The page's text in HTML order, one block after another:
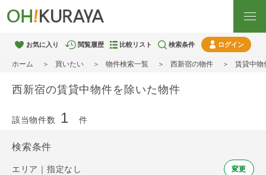
お気に入り 閲覧履歴 比較リスト 検索条件 ログイン
ホーム 買いたい 物件検索一覧 西新宿の物件 賃貸中物
西新宿の賃貸中物件を除いた物件
該当物件数 1 件
検索条件
エリア｜指定なし 変更